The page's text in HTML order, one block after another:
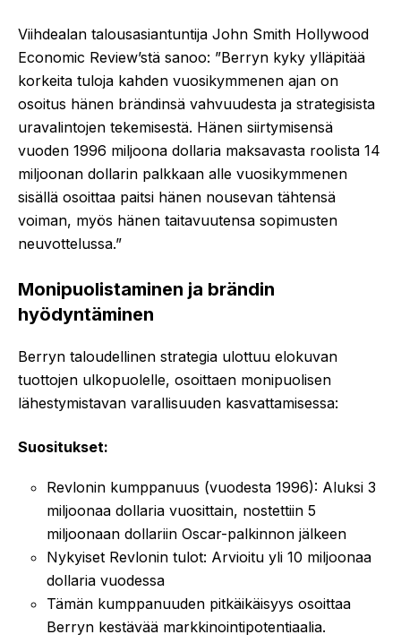
Viihdealan talousasiantuntija John Smith Hollywood
Economic Review’stä sanoo: ”Berryn kyky ylläpitää
korkeita tuloja kahden vuosikymmenen ajan on
osoitus hänen brändinsä vahvuudesta ja strategisista
uravalintojen tekemisestä. Hänen siirtymisensä
vuoden 1996 miljoona dollaria maksavasta roolista 14
miljoonan dollarin palkkaan alle vuosikymmenen
sisällä osoittaa paitsi hänen nousevan tähtensä
voiman, myös hänen taitavuutensa sopimusten
neuvottelussa.”
Monipuolistaminen ja brändin
hyödyntäminen
Berryn taloudellinen strategia ulottuu elokuvan
tuottojen ulkopuolelle, osoittaen monipuolisen
lähestymistavan varallisuuden kasvattamisessa:
Suositukset:
Revlonin kumppanuus (vuodesta 1996): Aluksi 3
miljoonaa dollaria vuosittain, nostettiin 5
miljoonaan dollariin Oscar-palkinnon jälkeen
Nykyiset Revlonin tulot: Arvioitu yli 10 miljoonaa
dollaria vuodessa
Tämän kumppanuuden pitkäikäisyys osoittaa
Berryn kestävää markkinointipotentiaalia.